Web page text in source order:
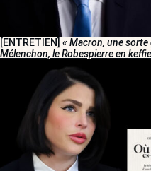
[ENTRETIEN] « Macron, une
Mélenchon, le Robespierre en